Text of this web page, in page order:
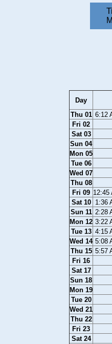
Day
Thu 01 6:12
Fri 02
Sat 03
Sun 04
Mon 05
Tue 06
Wed 07
Thu 08
Fri 09 12:45
Sat 10
1:36
Sun 11 2:28
Mon 12 3:22
Tue 13 4:15
Wed 14 5:08
Thu 15 5:57
Fri 16
Sat 17
Sun 18
Mon 19
Tue 20
Wed 21
Thu 22
Fri 23
Sat 24